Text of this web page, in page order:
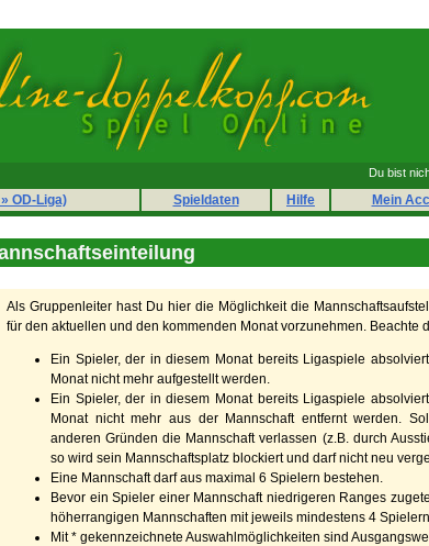
Du bist
OD-Liga) Spieldaten Hilfe Mein
Als Gruppenleiter hast Du hier die Möglichkeit die
für den aktuellen und den kommenden Monat vorzunehmen. Beachte
Ein Spieler, der in diesem Monat bereits Ligaspiele
Monat nicht mehr aufgestellt werden.
Ein Spieler, der in diesem Monat bereits Ligaspiele
Monat nicht mehr aus der Mannschaft entfernt werden.
anderen Gründen die Mannschaft verlassen (z.B. durch
so wird sein Mannschaftsplatz blockiert und darf nicht neu
Eine Mannschaft darf aus maximal 6 Spielern bestehen.
Bevor ein Spieler einer Mannschaft niedrigeren Ranges
höherrangigen Mannschaften mit jeweils mindestens 4
Mit * gekennzeichnete Auswahlmöglichkeiten sind